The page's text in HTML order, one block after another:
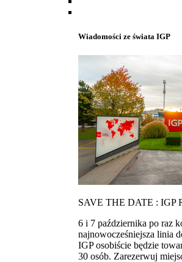
Wiadomości ze świata IGP
SAVE THE DATE : IGP
6 i 7 października po raz
najnowocześniejsza linia
IGP osobiście będzie
30 osób. Zarezerwuj